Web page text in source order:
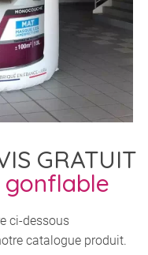
GRATUIT
ci-dessous
catalogue produit.